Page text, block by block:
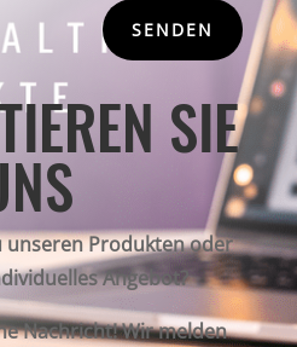
SENDEN
SIE
unseren Produkten oder
Angebot?
Nachricht! Wir melden